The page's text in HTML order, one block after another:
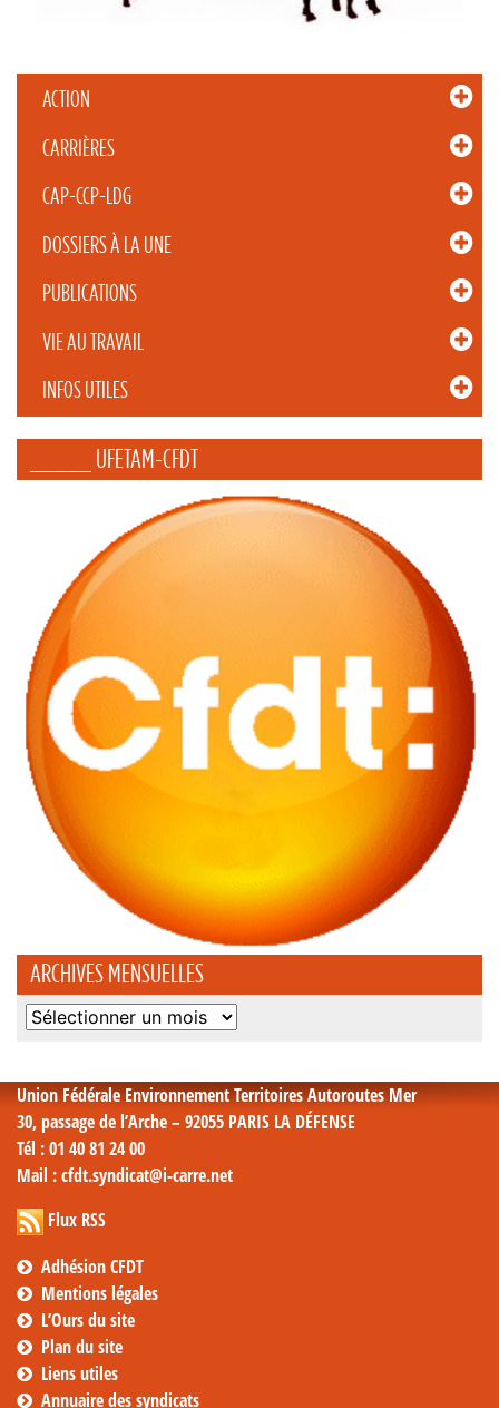
ACTION
CARRIÈRES
CAP-CCP-LDG
DOSSIERS À LA UNE
PUBLICATIONS
VIE AU TRAVAIL
INFOS UTILES
_____ UFETAM-CFDT
ARCHIVES MENSUELLES
Archives
Union Fédérale Environnement Territoires Autoroutes Mer
30, passage de l’Arche – 92055 PARIS LA DÉFENSE
Tél : 01 40 81 24 00
Mail : cfdt.syndicat@i-carre.net
Flux RSS
Adhésion CFDT
Mentions légales
L’Ours du site
Plan du site
Liens utiles
Annuaire des syndicats